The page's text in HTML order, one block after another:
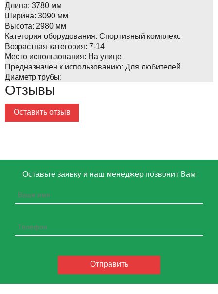
Длина: 3780 мм
Ширина: 3090 мм
Высота: 2980 мм
Категория оборудования: Спортивный комплекс
Возрастная категория: 7-14
Место использования: На улице
Предназначен к использованию: Для любителей
Диаметр трубы:
Отзывы
Оставить отзыв
Оставьте заявку и наш менеджер позвонит Вам